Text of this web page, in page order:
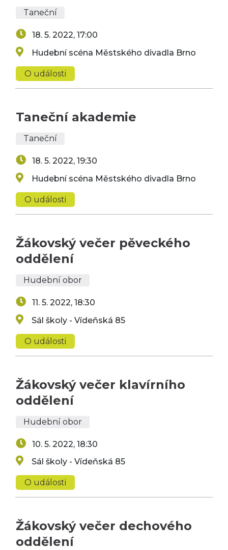
Taneční
18. 5. 2022, 17:00
Hudební scéna Městského divadla Brno
O události
Taneční akademie
Taneční
18. 5. 2022, 19:30
Hudební scéna Městského divadla Brno
O události
Žákovský večer pěveckého
oddělení
Hudební obor
11. 5. 2022, 18:30
Sál školy - Vídeňská 85
O události
Žákovský večer klavírního
oddělení
Hudební obor
10. 5. 2022, 18:30
Sál školy - Vídeňská 85
O události
Žákovský večer dechového
oddělení